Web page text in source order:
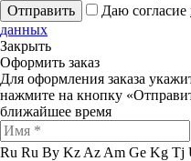
Отправить
Даю согласие
данных
Закрыть
Оформить заказ
Для оформления заказа
нажмите на кнопку
ближайшее время
Ru Ru By Kz Az Am Ge Kg Tj